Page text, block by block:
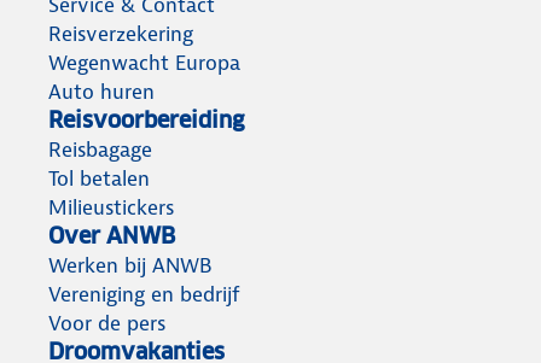
Service & Contact
Reisverzekering
Wegenwacht Europa
Auto huren
Reisvoorbereiding
Reisbagage
Tol betalen
Milieustickers
Over ANWB
Werken bij ANWB
Vereniging en bedrijf
Voor de pers
Droomvakanties